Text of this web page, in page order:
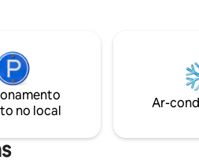
com vinha.
estacionamento gratuito
imediações. TOURIST
IT027038C27I6MX7ZO
no local
Ar-